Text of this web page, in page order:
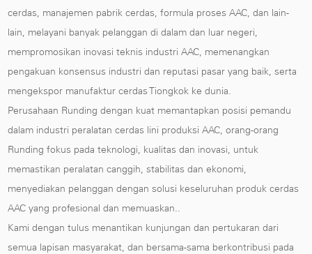
cerdas, manajemen pabrik cerdas, formula proses AAC, dan lain-
lain, melayani banyak pelanggan di dalam dan luar negeri,
mempromosikan inovasi teknis industri AAC, memenangkan
pengakuan konsensus industri dan reputasi pasar yang baik, serta
mengekspor manufaktur cerdas Tiongkok ke dunia.
Perusahaan Runding dengan kuat memantapkan posisi pemandu
dalam industri peralatan cerdas lini produksi AAC, orang-orang
Runding fokus pada teknologi, kualitas dan inovasi, untuk
memastikan peralatan canggih, stabilitas dan ekonomi,
menyediakan pelanggan dengan solusi keseluruhan produk cerdas
AAC yang profesional dan memuaskan..
Kami dengan tulus menantikan kunjungan dan pertukaran dari
semua lapisan masyarakat, dan bersama-sama berkontribusi pada